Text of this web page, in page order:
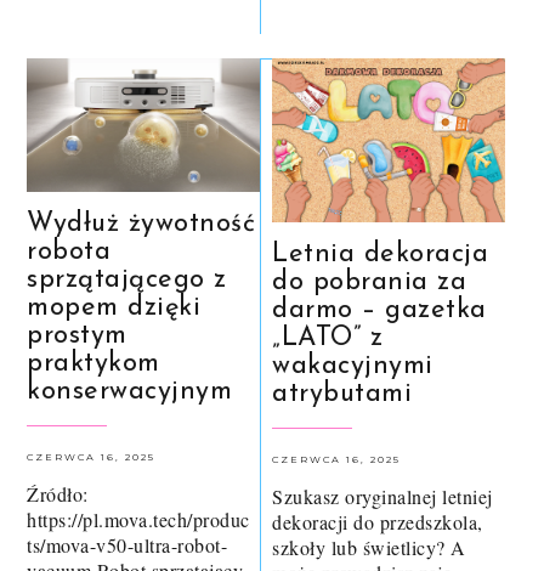
Wydłuż żywotność
robota
sprzątającego z
mopem dzięki
prostym
praktykom
konserwacyjnym
CZERWCA 16, 2025
Źródło:
https://pl.mova.tech/produc
ts/mova-v50-ultra-robot-
Letnia dekoracja
do pobrania za
darmo – gazetka
„LATO” z
wakacyjnymi
atrybutami
CZERWCA 16, 2025
Szukasz oryginalnej letniej
dekoracji do przedszkola,
szkoły lub świetlicy? A